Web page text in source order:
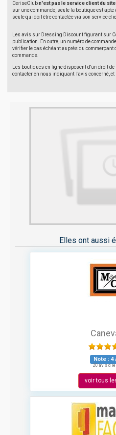
CeriseClubn'est pas le service client du
sur une commande, seule la boutique est
seule qui doit être contactée via son service
Les avis sur Dressing Discount figurant sur
publication. En outre, un numéro de
vérifier le cas échéant auprès du commerçant
commande.
Les boutiques en ligne disposent d'un droit
contacter en nous indiquant l'avis concerné, et
Elles ont aussi
Note : 4
20 avis
voir tous